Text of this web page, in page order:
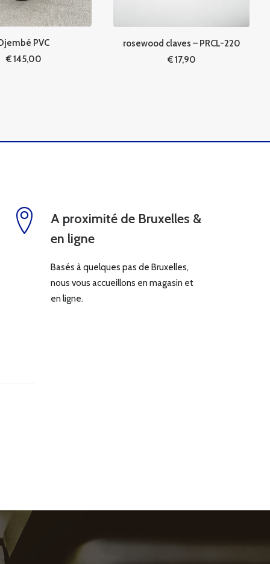
PVC
€145,00
rosewood claves – PRCL-220
€17,90
A proximité de Bruxelles &
en ligne
Basés à quelques pas de Bruxelles,
nous vous accueillons en magasin et
en ligne.